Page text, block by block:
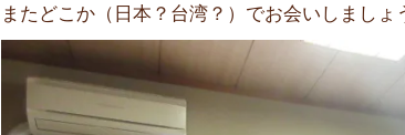
またどこか（日本？台湾？）でお会いしましょ